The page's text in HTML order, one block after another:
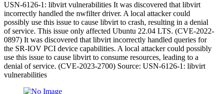
USN-6126-1: libvirt vulnerabilities It was discovered that libvirt
incorrectly handled the nwfilter driver. A local attacker could
possibly use this issue to cause libvirt to crash, resulting in a denial
of service. This issue only affected Ubuntu 22.04 LTS. (CVE-2022-
0897) It was discovered that libvirt incorrectly handled queries for
the SR-IOV PCI device capabilities. A local attacker could possibly
use this issue to cause libvirt to consume resources, leading to a
denial of service. (CVE-2023-2700) Source: USN-6126-1: libvirt
vulnerabilities